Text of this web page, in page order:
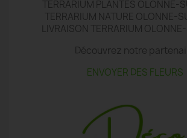
TERRARIUM PLANTES OLONNE-
TERRARIUM NATURE OLONNE-
LIVRAISON TERRARIUM
Découvrez notre
ENVOYER DES FLEURS